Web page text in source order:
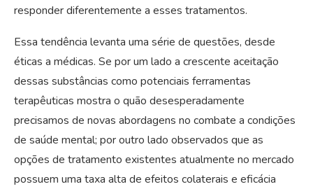
responder diferentemente a esses tratamentos.
Essa tendência levanta uma série de questões, desde
éticas a médicas. Se por um lado a crescente aceitação
dessas substâncias como potenciais ferramentas
terapêuticas mostra o quão desesperadamente
precisamos de novas abordagens no combate a condições
de saúde mental; por outro lado observados que as
opções de tratamento existentes atualmente no mercado
possuem uma taxa alta de efeitos colaterais e eficácia